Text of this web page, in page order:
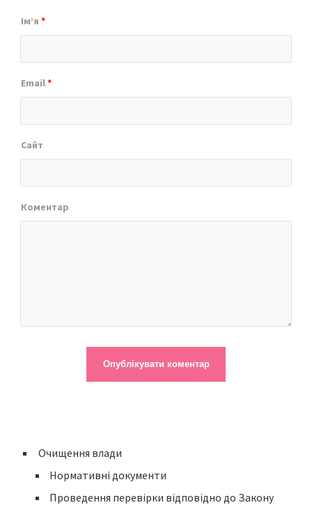
Ім’я *
Email*
Сайт
Коментар
Очищення влади
Нормативні документи
Проведення перевірки відповідно до Закону